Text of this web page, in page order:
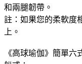
和兩腿韌帶。
註：如果您的柔軟度
上。
《高球瑜伽》簡單六